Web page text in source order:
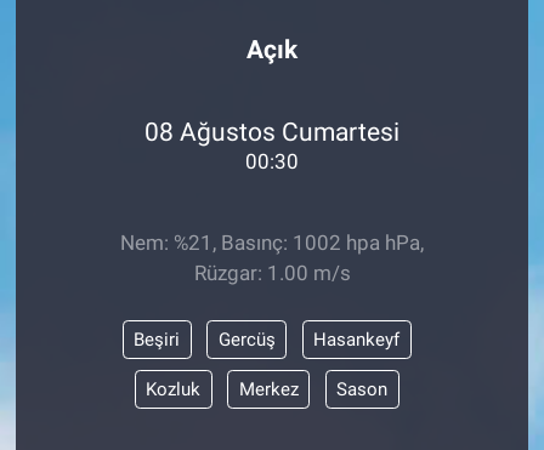
Açık
08 Ağustos Cumartesi
00:30
Nem: %21, Basınç: 1002 hpa hPa,
Rüzgar: 1.00 m/s
Beşiri Gercüş Hasankeyf
Kozluk Merkez Sason